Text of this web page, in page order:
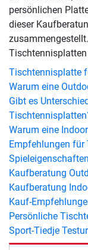
persönlichen
dieser
Tischtennisplatte
Warum eine
Gibt es
Warum eine
Empfehlungen
Spieleigenschaften
Kaufberatung
Kaufberatung
Kauf-
Persönliche
Sport-Tiedje